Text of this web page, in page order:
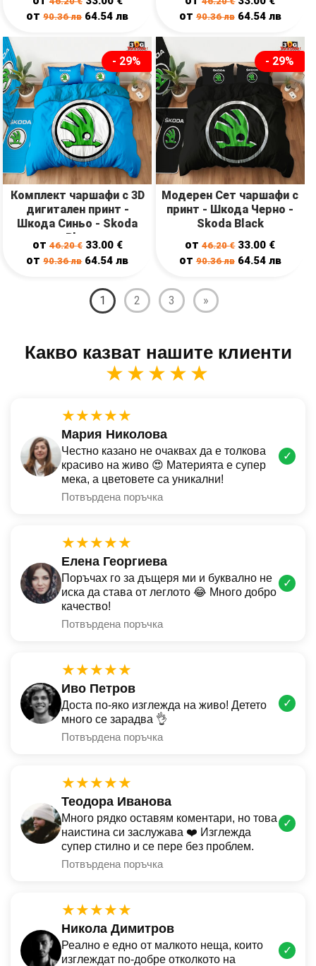
от90.36лв 64.54лв от 90.36лв 64.54 лв
- 29%
Комплект чаршафи с 3D
дигитален принт -
Шкода Синьо - Skoda
Blue
от46.20€ 33.00 €
от90.36лв 64.54лв
- 29%
Модерен Сет чаршафи с
принт - Шкода Черно -
Skoda Black
от46.20€ 33.00 €
от 90.36лв 64.54 лв
1 2 3 »
Какво казват нашите клиенти
★★★★★
★★★★★
Мария Николова
Честно казано не очаквах да е толкова
красиво на живо 😍 Материята е супер
мека, а цветовете са уникални!
Потвърдена поръчка
✓
★★★★★
Елена Георгиева
Поръчах го за дъщеря ми и буквално не
иска да става от леглото 😂 Много добро
качество!
Потвърдена поръчка
✓
★★★★★
Иво Петров
Доста по-яко изглежда на живо! Детето
много се зарадва 👌
Потвърдена поръчка
✓
★★★★★
Теодора Иванова
Много рядко оставям коментари, но това
наистина си заслужава ❤️ Изглежда
супер стилно и се пере без проблем.
Потвърдена поръчка
✓
★★★★★
Никола Димитров
Реално е едно от малкото неща, които
изглеждат по-добре отколкото на
✓